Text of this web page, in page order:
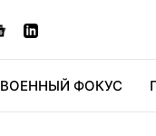
ВОЕННЫЙ ФОКУС